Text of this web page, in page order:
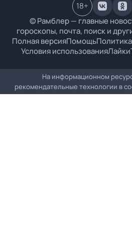
© Рамблер — главные
гороскопы, почта, поиск и
Полная версияПомощь
Условия использованияЛайки
18+
На информационном
рекомендательные технологии в